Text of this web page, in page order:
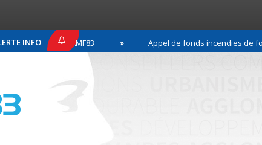
INFO
PRESSE AMF83 Appel de fonds incendies de forêt